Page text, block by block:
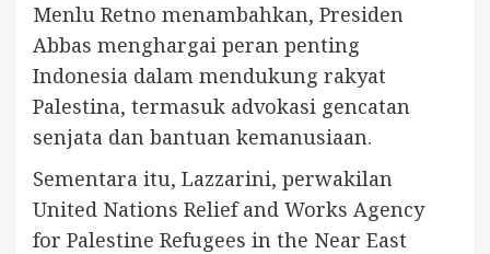
Menlu Retno menambahkan, Presiden
Abbas menghargai peran penting
Indonesia dalam mendukung rakyat
Palestina, termasuk advokasi gencatan
senjata dan bantuan kemanusiaan.
Sementara itu, Lazzarini, perwakilan
United Nations Relief and Works Agency
for Palestine Refugees in the Near East